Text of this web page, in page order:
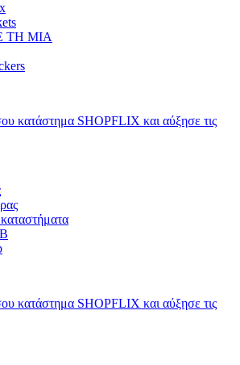
ΤΗ ΜΙΑ
κατάστημα SHOPFLIX και αύξησε τις
κατάστημα SHOPFLIX και αύξησε τις